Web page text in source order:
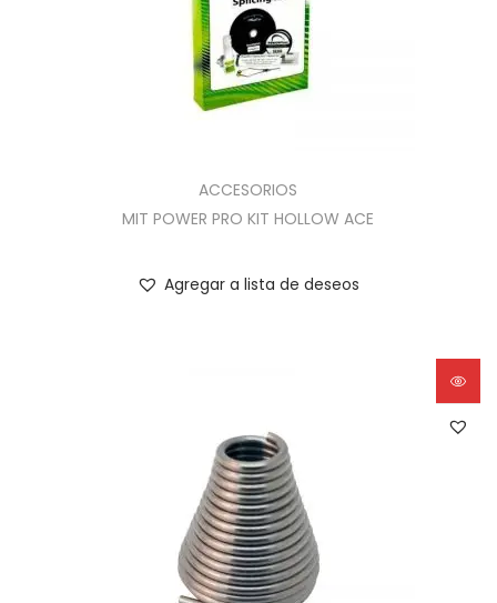
ACCESORIOS
MIT POWER PRO KIT HOLLOW ACE
Agregar a lista de deseos